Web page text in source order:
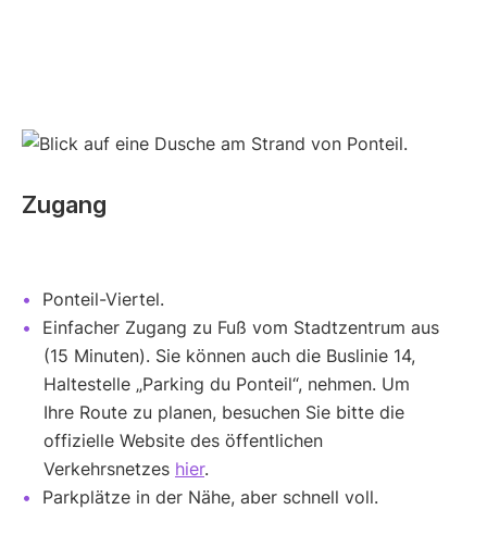
Zugang
Ponteil-Viertel.
Einfacher Zugang zu Fuß vom Stadtzentrum aus
(15 Minuten). Sie können auch die Buslinie 14,
Haltestelle „Parking du Ponteil“, nehmen. Um
Ihre Route zu planen, besuchen Sie bitte die
offizielle Website des öffentlichen
Verkehrsnetzes hier.
Parkplätze in der Nähe, aber schnell voll.